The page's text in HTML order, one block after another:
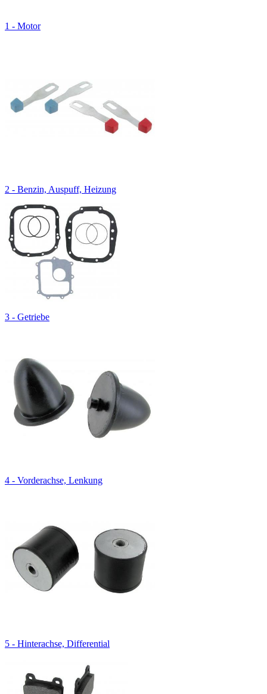
1 - Motor
2 - Benzin, Auspuff, Heizung
3 - Getriebe
4 - Vorderachse, Lenkung
5 - Hinterachse, Differential